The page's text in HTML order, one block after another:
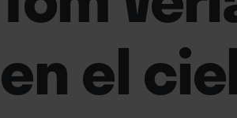
en el